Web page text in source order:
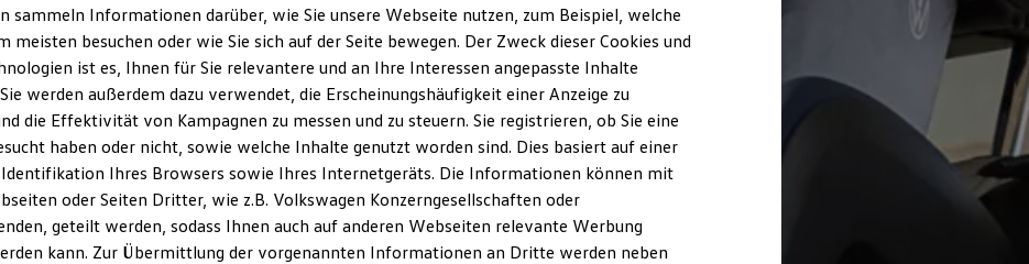
sammeln Informationen darüber, wie Sie unsere Webseite nutzen, zum Beispiel, welche
meisten besuchen oder wie Sie sich auf der Seite bewegen. Der Zweck dieser Cookies und
ist es, Ihnen für Sie relevantere und an Ihre Interessen angepasste Inhalte
werden außerdem dazu verwendet, die Erscheinungshäufigkeit einer Anzeige zu
die Effektivität von Kampagnen zu messen und zu steuern. Sie registrieren, ob Sie eine
haben oder nicht, sowie welche Inhalte genutzt worden sind. Dies basiert auf einer
Ihres Browsers sowie Ihres Internetgeräts. Die Informationen können mit
oder Seiten Dritter, wie z.B. Volkswagen Konzerngesellschaften oder
geteilt werden, sodass Ihnen auch auf anderen Webseiten relevante Werbung
kann. Zur Übermittlung der vorgenannten Informationen an Dritte werden neben